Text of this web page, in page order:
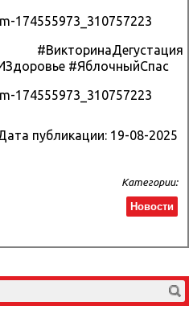
174555973_310757223
#ВикторинаДегустация
#ЯблочныйСпас
174555973_310757223
публикации: 19-08-2025
Категории:
Новости